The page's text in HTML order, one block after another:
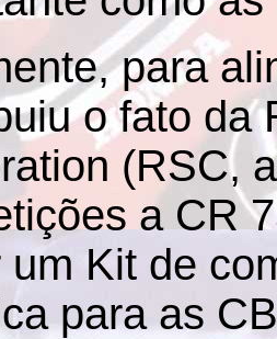
para
o fato da
(RSC,
a CR
um Kit de
para as